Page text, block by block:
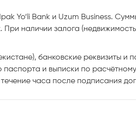
Yo‘li Bank и Uzum Business.
При наличии залога
банковские реквизиты и
и выписки по расчётному
часа после подписания